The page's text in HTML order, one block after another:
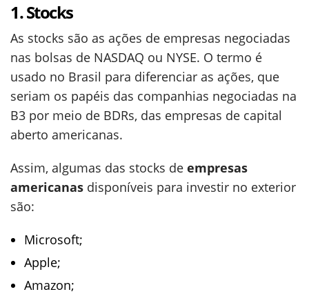
1. Stocks
As stocks são as ações de empresas negociadas
nas bolsas de NASDAQ ou NYSE. O termo é
usado no Brasil para diferenciar as ações, que
seriam os papéis das companhias negociadas na
B3 por meio de BDRs, das empresas de capital
aberto americanas.
Assim, algumas das stocks de empresas
americanas disponíveis para investir no exterior
são:
Microsoft;
Apple;
Amazon;